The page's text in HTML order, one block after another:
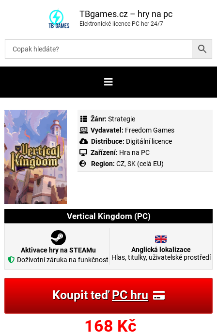
t
b
TBgames.cz – hry na pc
Elektronické licence PC her 24/7
Žánr: Strategie
Vydavatel: Freedom Games
Distribuce: Digitální licence
Zařízení: Hra na PC
Region: CZ, SK (celá EU)
Vertical Kingdom (PC)
Aktivace hry na STEAMu
Doživotní záruka na funkčnost
Anglická lokalizace
Hlas, titulky, uživatelské prostředí
Koupit teďPC hru
168 Kč